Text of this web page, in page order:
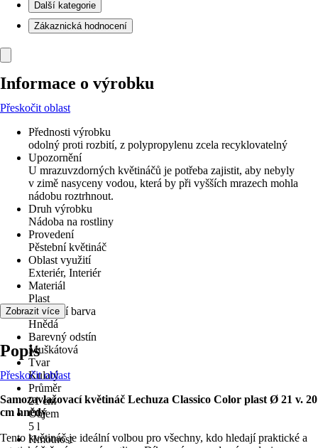
Další kategorie
Zákaznická hodnocení
Informace o výrobku
Přeskočit oblast
Přednosti výrobku
odolný proti rozbití, z polypropylenu zcela recyklovatelný
Upozornění
U mrazuvzdorných květináčů je potřeba zajistit, aby nebyly
v zimě nasyceny vodou, která by při vyšších mrazech mohla
nádobu roztrhnout.
Druh výrobku
Nádoba na rostliny
Provedení
Pěstební květináč
Oblast využití
Exteriér, Interiér
Materiál
Plast
Základní barva
Hnědá
Barevný odstín
Muškátová
Tvar
Kulatý
Průměr
21 cm
Objem
5 l
Hmotnost
Zobrazit více
Popis
Přeskočit oblast
Samozavlažovací květináč Lechuza Classico Color plast Ø 21 v. 20
cm hnědý
Tento květináč je ideální volbou pro všechny, kdo hledají praktické a